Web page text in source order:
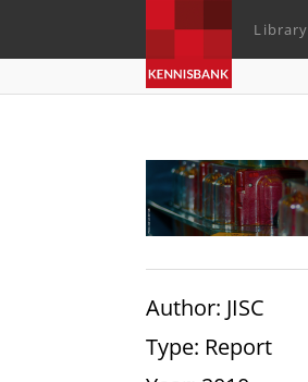
Library
Author: JISC
Type: Report